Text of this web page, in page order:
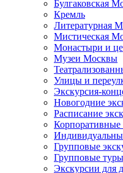
Булгаковская
Кремль
Литературная
Мистическая
Монастыри и
Музеи Москвы
Улицы и
Экскурсия-
Новогодние
Расписание
Корпоративные
Групповые
Групповые
Экскурсии для